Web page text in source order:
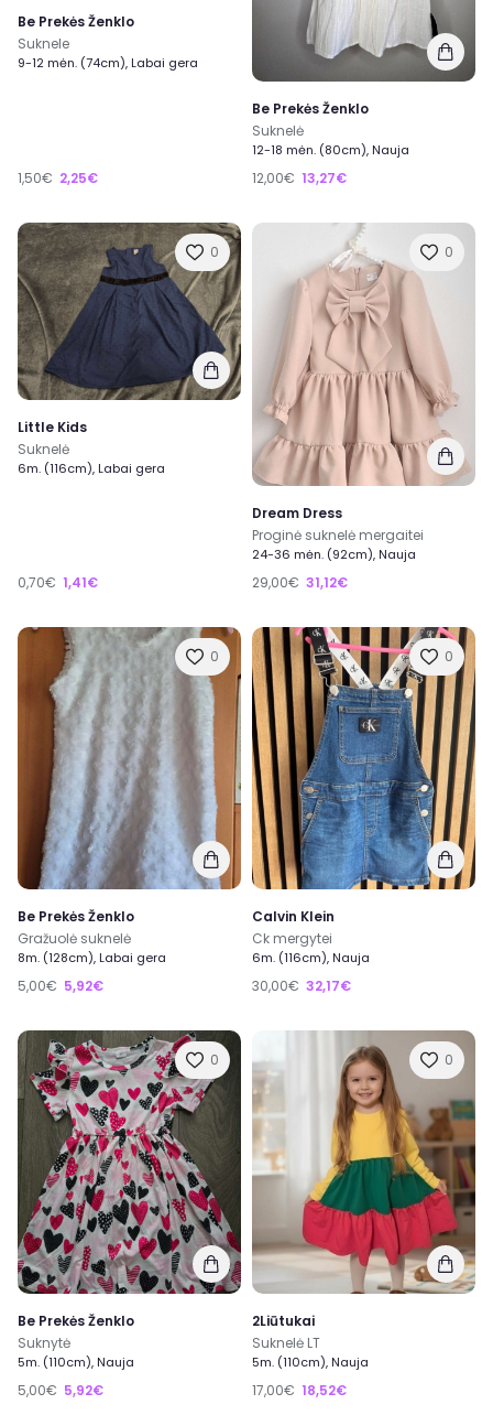
Be Prekės Ženklo
Suknele
9-12 mėn. (74cm), Labai gera
1,50€ 2,25€
Be Prekės Ženklo
Suknelė
12-18 mėn. (80cm), Nauja
12,00€ 13,27€
0
Little Kids
Suknelė
6m. (116cm), Labai gera
0,70€ 1,41€
0
Dream Dress
Proginė suknelė mergaitei
24-36 mėn. (92cm), Nauja
29,00€ 31,12€
0
Be Prekės Ženklo
Gražuolė suknelė
8m. (128cm), Labai gera
5,00€ 5,92€
0
Calvin Klein
Ck mergytei
6m. (116cm), Nauja
30,00€ 32,17€
0
Be Prekės Ženklo
Suknytė
5m. (110cm), Nauja
5,00€ 5,92€
0
2Liūtukai
Suknelė LT
5m. (110cm), Nauja
17,00€ 18,52€